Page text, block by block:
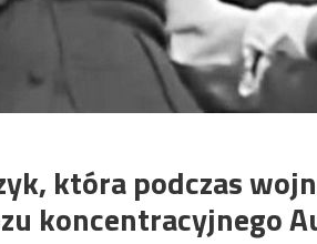
która podczas
koncentracyjnego